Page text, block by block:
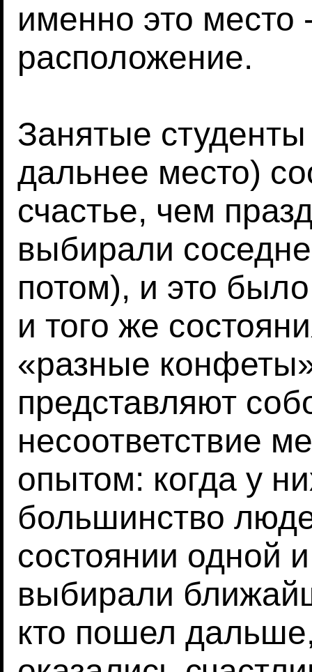
именно это место
расположение.
Занятые
дальнее место)
счастье, чем
выбирали
потом), и это
и того же
«разные
представляют
несоответствие
опытом: когда у
большинство
состоянии одной
выбирали
кто пошел